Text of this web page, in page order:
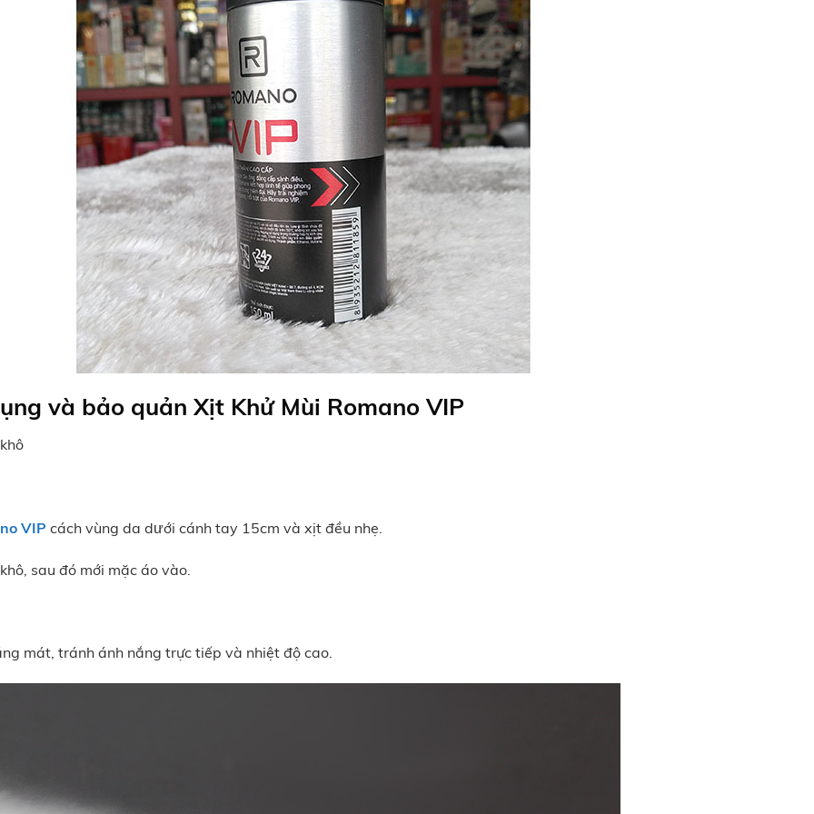
và bảo quản Xịt Khử Mùi Romano VIP
VIPcách vùng da dưới cánh tay 15cm và xịt đều nhẹ.
sau đó mới mặc áo vào.
mát, tránh ánh nắng trực tiếp và nhiệt độ cao.